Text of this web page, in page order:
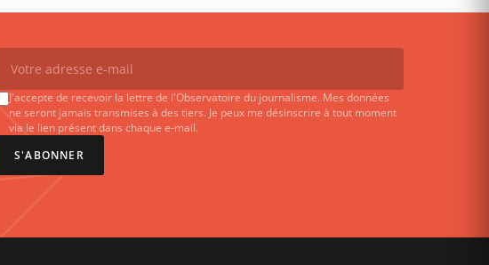
J'accepte de recevoir la lettre de l'Observatoire du journalisme. Mes données
ne seront jamais transmises à des tiers. Je peux me désinscrire à tout moment
via le lien présent dans chaque e-mail.
S'ABONNER